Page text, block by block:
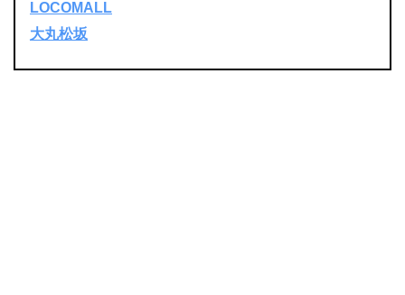
LOCOMALL
大丸松坂